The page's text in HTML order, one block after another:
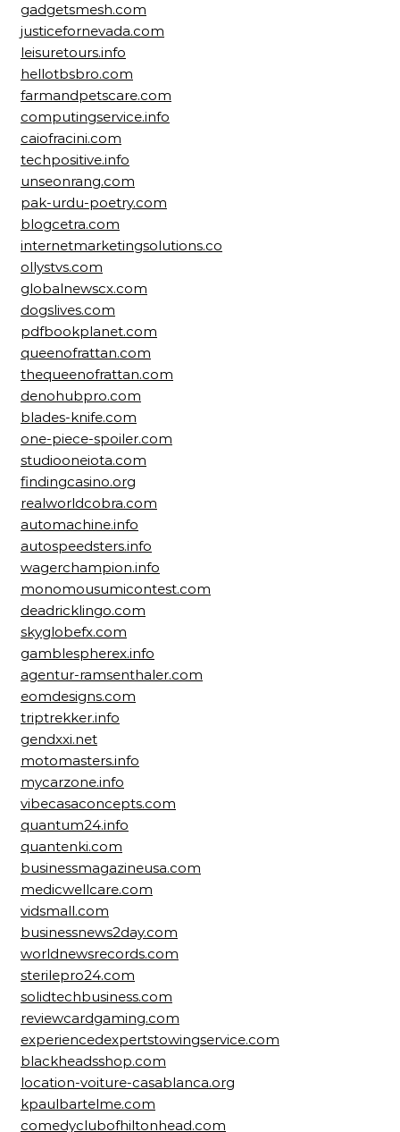
gadgetsmesh.com
justicefornevada.com
leisuretours.info
hellotbsbro.com
farmandpetscare.com
computingservice.info
caiofracini.com
techpositive.info
unseonrang.com
pak-urdu-poetry.com
blogcetra.com
internetmarketingsolutions.co
ollystvs.com
globalnewscx.com
dogslives.com
pdfbookplanet.com
queenofrattan.com
thequeenofrattan.com
denohubpro.com
blades-knife.com
one-piece-spoiler.com
studiooneiota.com
findingcasino.org
realworldcobra.com
automachine.info
autospeedsters.info
wagerchampion.info
monomousumicontest.com
deadricklingo.com
skyglobefx.com
gamblespherex.info
agentur-ramsenthaler.com
eomdesigns.com
triptrekker.info
gendxxi.net
motomasters.info
mycarzone.info
vibecasaconcepts.com
quantum24.info
quantenki.com
businessmagazineusa.com
medicwellcare.com
vidsmall.com
businessnews2day.com
worldnewsrecords.com
sterilepro24.com
solidtechbusiness.com
reviewcardgaming.com
experiencedexpertstowingservice.com
blackheadsshop.com
location-voiture-casablanca.org
kpaulbartelme.com
comedyclubofhiltonhead.com